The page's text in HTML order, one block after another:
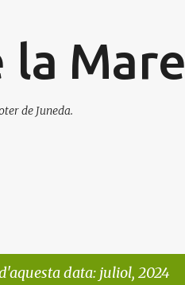
la Mare
de Juneda.
data: juliol, 2024